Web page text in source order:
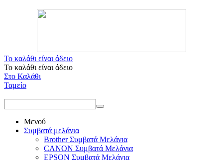
Το καλάθι είναι άδειο
Το καλάθι είναι άδειο
Στο Καλάθι
Ταμείο
Μενού
Συμβατά μελάνια
Brother Συμβατά Μελάνια
CANON Συμβατά Μελάνια
EPSON Συμβατά Μελάνια